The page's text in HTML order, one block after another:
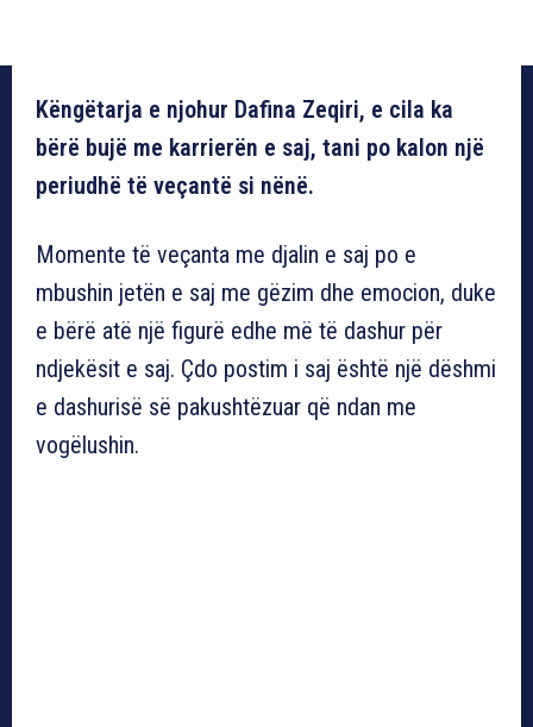
Këngëtarja e njohur Dafina Zeqiri, e cila ka
bërë bujë me karrierën e saj, tani po kalon një
periudhë të veçantë si nënë.
Momente të veçanta me djalin e saj po e
mbushin jetën e saj me gëzim dhe emocion, duke
e bërë atë një figurë edhe më të dashur për
ndjekësit e saj. Çdo postim i saj është një dëshmi
e dashurisë së pakushtëzuar që ndan me
vogëlushin.